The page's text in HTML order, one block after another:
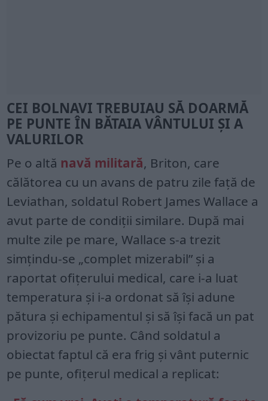
CEI BOLNAVI TREBUIAU SĂ DOARMĂ
PE PUNTE ÎN BĂTAIA VÂNTULUI ȘI A
VALURILOR
Pe o altă navă militară, Briton, care
călătorea cu un avans de patru zile față de
Leviathan, soldatul Robert James Wallace a
avut parte de condiții similare. După mai
multe zile pe mare, Wallace s-a trezit
simțindu-se „complet mizerabil” și a
raportat ofițerului medical, care i-a luat
temperatura și i-a ordonat să își adune
pătura și echipamentul și să își facă un pat
provizoriu pe punte. Când soldatul a
obiectat faptul că era frig și vânt puternic
pe punte, ofițerul medical a replicat: